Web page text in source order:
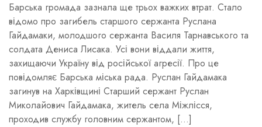
Барська громада зазнала ще трьох важких втрат. Стало
відомо про загибель старшого сержанта Руслана
Гайдамаки, молодшого сержанта Василя Тарнавського та
солдата Дениса Лисака. Усі вони віддали життя,
захищаючи Україну від російської агресії. Про це
повідомляє Барська міська рада. Руслан Гайдамака
загинув на Харківщині Старший сержант Руслан
Миколайович Гайдамака, житель села Міжлісся,
проходив службу головним сержантом, […]